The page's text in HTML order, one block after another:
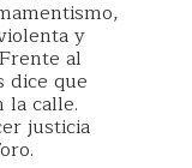
y
al
dice que
la calle.
justicia